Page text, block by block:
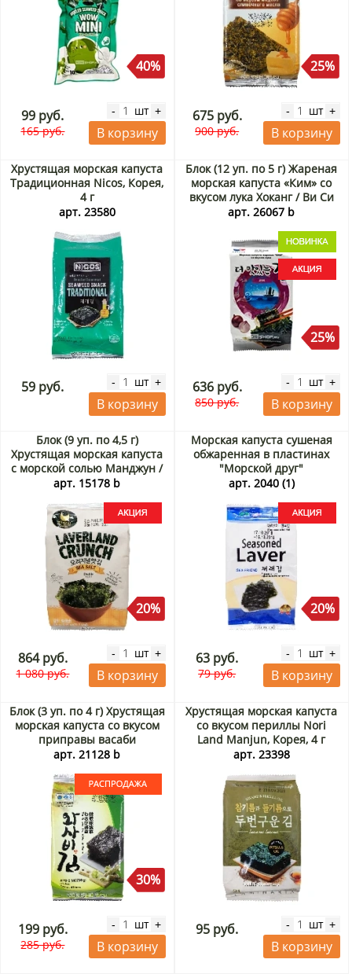
40%
99 руб.
165 руб.
- шт +
В корзину
25%
675 руб.
900 руб.
- шт +
В корзину
Хрустящая морская капуста
Традиционная Nicos, Корея,
4 г
арт. 23580
59 руб. - шт +
В корзину
Блок (12 уп. по 5 г) Жареная
морская капуста «Ким» со
вкусом лука Хоканг / Ви Си
Эй (Hokang / VCA), Корея, 5 г
арт. 26067 b
25%
636 руб.
850 руб.
- шт +
В корзину
Блок (9 уп. по 4,5 г)
Хрустящая морская капуста
с морской солью Манджун /
Manjun, Корея, 4,5 г х 9 шт.
арт. 15178 b
20%
864 руб.
1 080 руб.
- шт +
В корзину
Морская капуста сушеная
обжаренная в пластинах
"Морской друг"
оригинальный вкус Корея, 5
арт. 2040 (1)
20%
63 руб.
79 руб.
- шт +
В корзину
Блок (3 уп. по 4 г) Хрустящая
морская капуста со вкусом
приправы васаби
Хьюменвелл (Humanwell)
г х 3 шт. Срок до 12.09.2026.
Распродажа
арт. 21128 b
30%
199 руб.
285 руб.
- шт +
В корзину
Хрустящая морская капуста
со вкусом периллы Nori
Land Manjun, Корея, 4 г
арт. 23398
95 руб. - шт +
В корзину